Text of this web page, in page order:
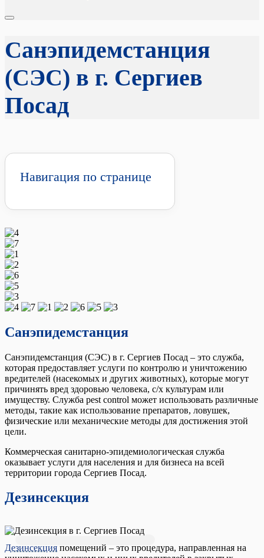
Санэпидемстанция
(СЭС) в г. Сергиев
Посад
Навигация по странице
Санэпидемстанция
Санэпидемстанция (СЭС) в г. Сергиев Посад – это служба,
которая предоставляет услуги по контролю и уничтожению
вредителей (насекомых и других животных), которые могут
причинять вред здоровью человека, с/х культурам или
имуществу. Служба pest control может использовать различные
методы, такие как использование препаратов, ловушек,
физические или механические методы для достижения этой
цели.
Коммерческая санитарно-эпидемиологическая служба
оказывает услуги для населения и для бизнеса на всей
территории города Сергиев Посад.
Дезинсекция
Дезинсекция помещений – это процедура, направленная на